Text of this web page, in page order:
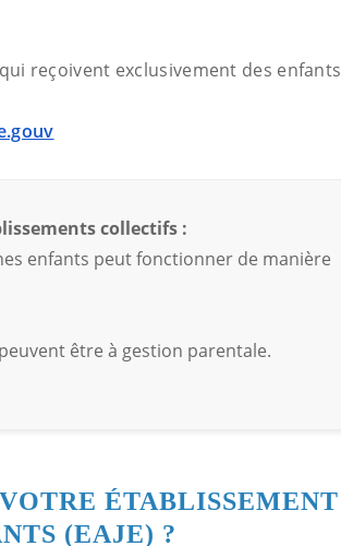
reçoivent exclusivement des enfants
collectifs :
enfants peut fonctionner de manière
être à gestion parentale.
ÉTABLISSEMENT
(EAJE) ?